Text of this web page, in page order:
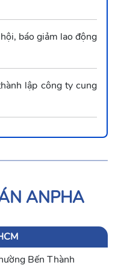
báo giảm lao động
lập công ty cung
ANPHA
Bến Thành